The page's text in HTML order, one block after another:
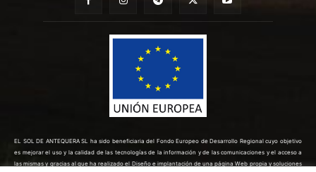
EL SOL DE ANTEQUERA SL ha sido beneficiaria del Fondo Europeo de Desarrollo Regional cuyo objetivo
es mejorar el uso y la calidad de las tecnologías de la información y de las comunicaciones y el acceso a
las mismas y gracias al que ha realizado el Diseño e implantación de una página Web propia y soluciones